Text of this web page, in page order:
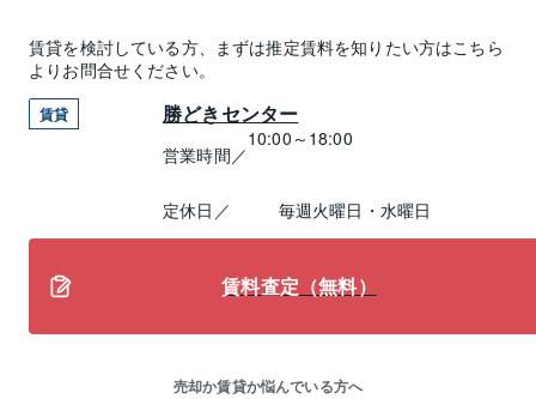
賃貸を検討している方、まずは推定賃料を知りたい方はこちら
よりお問合せください。
賃貸 勝どきセンター
営業時間／
10:00～18:00
定休日／ 毎週火曜日・水曜日
賃料査定（無料）
売却か賃貸か悩んでいる方へ